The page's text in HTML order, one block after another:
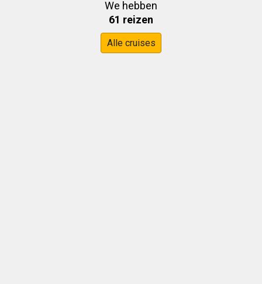
We hebben
61 reizen
Alle cruises